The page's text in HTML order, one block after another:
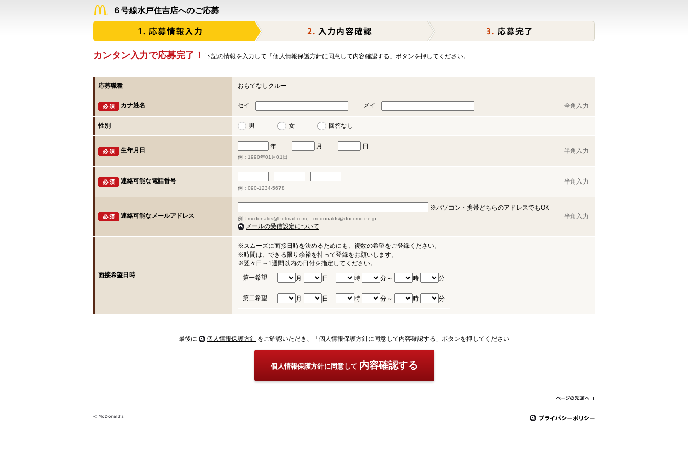
６号線水戸住吉店へのご応募
カンタン入力で応募完了！ 下記の情報を入力して「個人情報保護方針に同意して内容確認する」ボタンを押してください。
応募職種 おもてなしクルー
カナ姓名 セイ: メイ: 全角入力
性別 男 女 回答なし
生年月日
年 月 日
例：1990年01月01日
半角入力
連絡可能な電話番号
- -
例：090-1234-5678
半角入力
連絡可能なメールアドレス
※パソコン・携帯どちらのアドレスでもOK
例：mcdonalds@hotmail.com、 mcdonalds@docomo.ne.jp
メールの受信設定について
半角入力
面接希望日時
※スムーズに面接日時を決めるためにも、複数の希望をご登録ください。
※時間は、できる限り余裕を持って登録をお願いします。
※翌々日～1週間以内の日付を指定してください。
第一希望
月 日 時 分～ 時 分
第二希望 月 日 時 分～ 時 分
最後に 個人情報保護方針 をご確認いただき、「個人情報保護方針に同意して内容確認する」ボタンを押してください
個人情報保護方針に同意して 内容確認する